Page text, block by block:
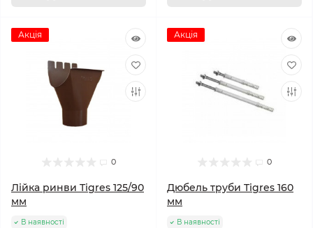
Акція
0
Лійка ринви Tigres 125/90
мм
В наявності
Акція
0
Дюбель труби Tigres 160
мм
В наявності